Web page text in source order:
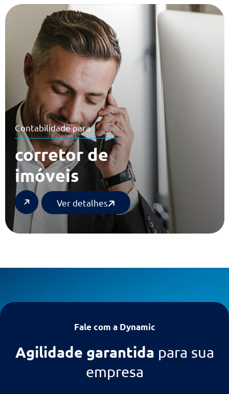
desenvolvedores de
software
Ver detalhes
Contabilidade para
corretor de